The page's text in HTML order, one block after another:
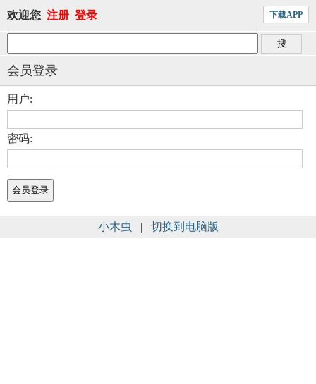
欢迎您 注册 登录 下载APP
会员登录
用户:
密码:
小木虫 | 切换到电脑版